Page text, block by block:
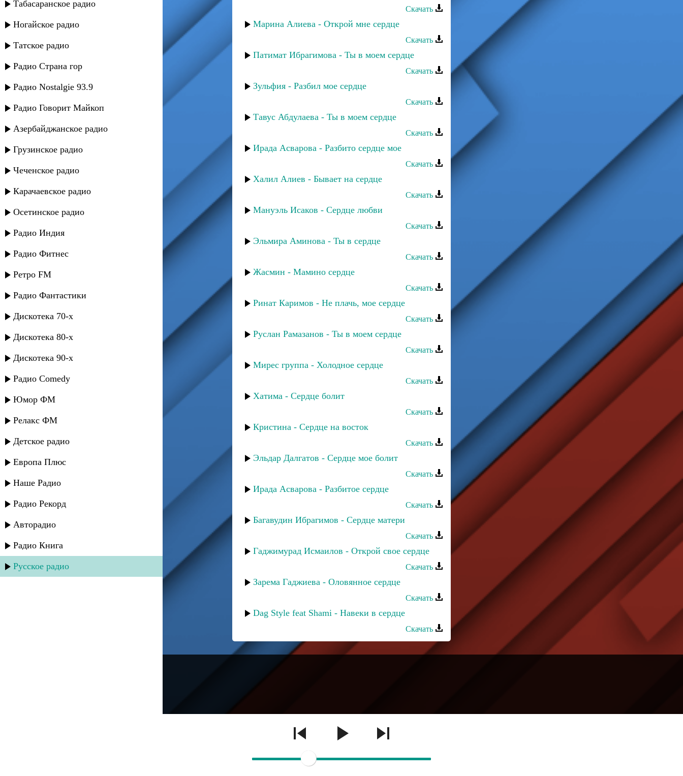
Табасаранское радио
Ногайское радио
Татское радио
Радио Страна гор
Радио Nostalgie 93.9
Радио Говорит Майкоп
Азербайджанское радио
Грузинское радио
Чеченское радио
Карачаевское радио
Осетинское радио
Радио Индия
Радио Фитнес
Ретро FM
Радио Фантастики
Дискотека 70-х
Дискотека 80-х
Дискотека 90-х
Радио Comedy
Юмор ФМ
Релакс ФМ
Детское радио
Европа Плюс
Наше Радио
Радио Рекорд
Авторадио
Радио Книга
Русское радио
Скачать
Марина Алиева - Открой мне сердце
Скачать
Патимат Ибрагимова - Ты в моем сердце
Скачать
Зульфия - Разбил мое сердце
Скачать
Тавус Абдулаева - Ты в моем сердце
Скачать
Ирада Асварова - Разбито сердце мое
Скачать
Халил Алиев - Бывает на сердце
Скачать
Мануэль Исаков - Сердце любви
Скачать
Эльмира Аминова - Ты в сердце
Скачать
Жасмин - Мамино сердце
Скачать
Ринат Каримов - Не плачь, мое сердце
Скачать
Руслан Рамазанов - Ты в моем сердце
Скачать
Мирес группа - Холодное сердце
Скачать
Хатима - Сердце болит
Скачать
Кристина - Сердце на восток
Скачать
Эльдар Далгатов - Сердце мое болит
Скачать
Ирада Асварова - Разбитое сердце
Скачать
Багавудин Ибрагимов - Сердце матери
Скачать
Гаджимурад Исмаилов - Открой свое сердце
Скачать
Зарема Гаджиева - Оловянное сердце
Скачать
Dag Style feat Shami - Навеки в сердце
Скачать